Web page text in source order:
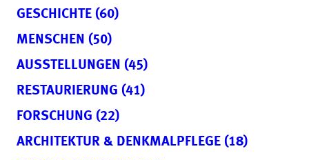
GESCHICHTE (60)
MENSCHEN (50)
AUSSTELLUNGEN (45)
RESTAURIERUNG (41)
FORSCHUNG (22)
ARCHITEKTUR & DENKMALPFLEGE (18)